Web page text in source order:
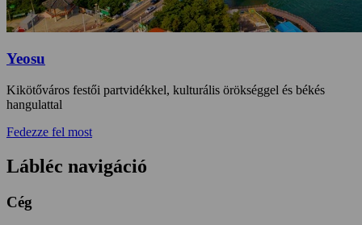
Yeosu
Kikötőváros festői partvidékkel, kulturális örökséggel és békés
hangulattal
Fedezze fel most
Lábléc navigáció
Cég